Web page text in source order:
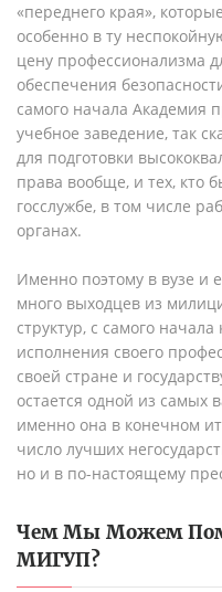
«переднего края»,
особенно в ту
цену профессионализма
обеспечения
самого начала Академия
учебное заведение, так
для подготовки
права вообще, и тех, кто
госслужбе, в том числе
органах.
Именно поэтому в вузе и
много выходцев из
структур, с самого
исполнения своего
своей стране и
остается одной из самых
именно она в конечном
число лучших
но и в по-настоящему
Чем Мы Можем
МИГУП?